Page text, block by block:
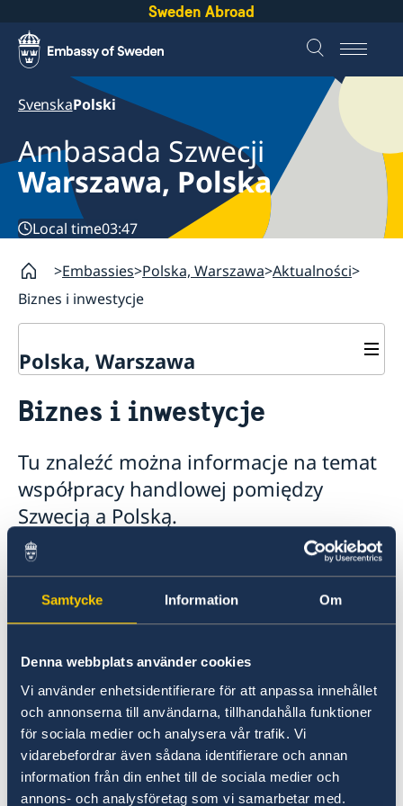
Samtycke Information Om
Denna webbplats använder cookies
Vi använder enhetsidentifierare för att anpassa innehållet
och annonserna till användarna, tillhandahålla funktioner
för sociala medier och analysera vår trafik. Vi
vidarebefordrar även sådana identifierare och annan
information från din enhet till de sociala medier och
annons- och analysföretag som vi samarbetar med.
Sweden Abroad
SvenskaPolski
Ambasada Szwecji
Warszawa, Polska
Local time03:47
Embassies Polska, Warszawa Aktualności
Biznes i inwestycje
Polska, Warszawa
O Ambasadzie
Wiadomości
Kalendarium
Odwiedź Szwecję
Informacja turystyczna
Dokumenty podróży
Szwedzkie tradycje
Kulinarny e-book ze szwedzkimi przepisami
Biznes i inwestycje
Polsko-szwedzka współpraca handlowa
Dni wolne od pracy w 2026 roku
Biznes i inwestycje
Tu znaleźć można informacje na temat
współpracy handlowej pomiędzy
Szwecją a Polską.